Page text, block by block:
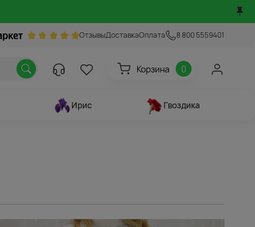
ОтзывыДоставкаОплата 8 800 5559401
Корзина 0
Ирис Гвоздика